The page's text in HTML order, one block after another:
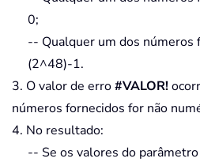
0;
-- Qualquer um dos números
(2^48)-1.
3. O valor de erro#VALOR!
números fornecidos for não
4. No resultado:
-- Se os valores do